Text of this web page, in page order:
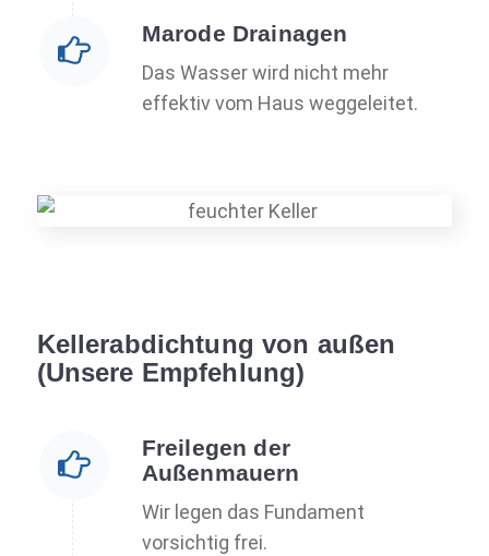
Marode Drainagen
Das Wasser wird nicht mehr
effektiv vom Haus weggeleitet.
Kellerabdichtung von außen
(Unsere Empfehlung)
Freilegen der
Außenmauern
Wir legen das Fundament
vorsichtig frei.